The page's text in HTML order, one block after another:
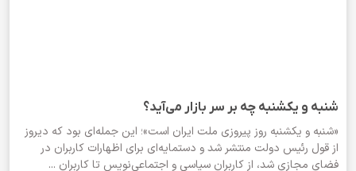
شنبه و یکشنبه چه بر سر بازار می‌آید؟
«شنبه و یکشنبه روز پیروزی ملت ایران است»؛ این جمله‌ای بود که دیروز
از قول رئیس دولت منتشر شد و دستمایه‌ای برای اظهارات کاربران در
فضای مجازی شد، از کاربران سیاسی و اجتماعی‌نویس تا کاربران ...